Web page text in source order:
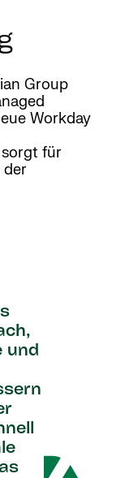
Group
Workday
für
der
und